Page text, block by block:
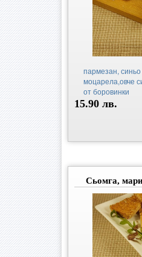
пармезан,
моцарела,овче
от боровинки
15.90 лв.
Сьомга,